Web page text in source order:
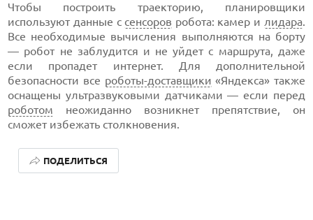
Чтобы построить траекторию, планировщики
используют данные с сенсоров робота: камер и лидара.
Все необходимые вычисления выполняются на борту
— робот не заблудится и не уйдет с маршрута, даже
если пропадет интернет. Для дополнительной
безопасности все роботы-доставщики «Яндекса» также
оснащены ультразвуковыми датчиками — если перед
роботом неожиданно возникнет препятствие, он
сможет избежать столкновения.
ПОДЕЛИТЬСЯ